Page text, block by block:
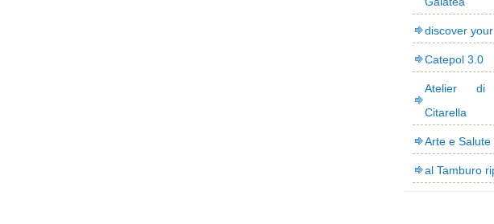
discover
Catepol 3.0
Atelier di
Citarella
Arte e Salute
al Tamburo